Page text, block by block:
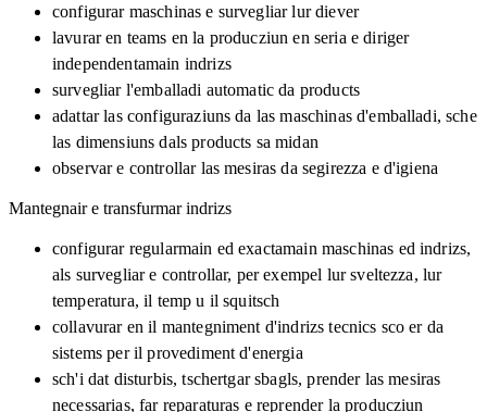
configurar maschinas e survegliar lur diever
lavurar en teams en la producziun en seria e diriger
independentamain indrizs
survegliar l'emballadi automatic da products
adattar las configuraziuns da las maschinas d'emballadi, sche
las dimensiuns dals products sa midan
observar e controllar las mesiras da segirezza e d'igiena
Mantegnair e transfurmar indrizs
configurar regularmain ed exactamain maschinas ed indrizs,
als survegliar e controllar, per exempel lur sveltezza, lur
temperatura, il temp u il squitsch
collavurar en il mantegniment d'indrizs tecnics sco er da
sistems per il provediment d'energia
sch'i dat disturbis, tschertgar sbagls, prender las mesiras
necessarias, far reparaturas e reprender la producziun